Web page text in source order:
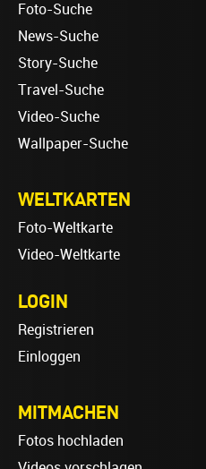
Foto-Suche
News-Suche
Story-Suche
Travel-Suche
Video-Suche
Wallpaper-Suche
WELTKARTEN
Foto-Weltkarte
Video-Weltkarte
LOGIN
Registrieren
Einloggen
MITMACHEN
Fotos hochladen